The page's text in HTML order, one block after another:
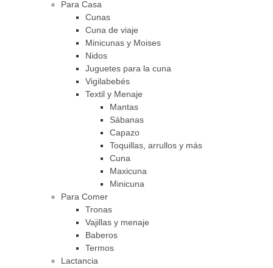
Para Casa
Cunas
Cuna de viaje
Minicunas y Moises
Nidos
Juguetes para la cuna
Vigilabebés
Textil y Menaje
Mantas
Sábanas
Capazo
Toquillas, arrullos y más
Cuna
Maxicuna
Minicuna
Para Comer
Tronas
Vajillas y menaje
Baberos
Termos
Lactancia